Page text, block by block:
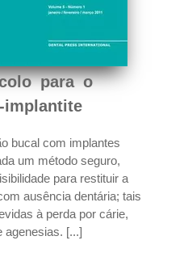
para o
bucal com implantes
um método seguro,
para restituir a
ausência dentária; tais
à perda por cárie,
agenesias. [...]